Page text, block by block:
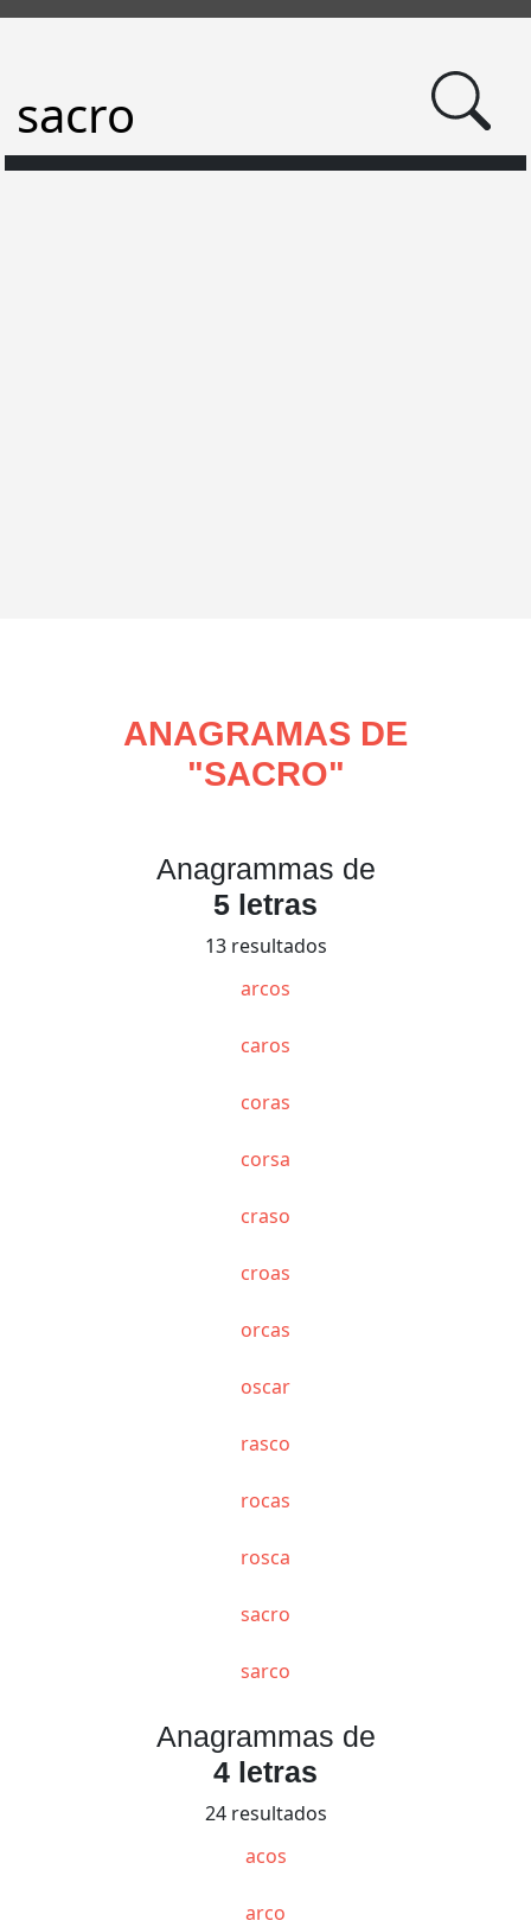
ANAGRAMAS DE
"SACRO"
Anagrammas de
5 letras
13 resultados
arcos
caros
coras
corsa
craso
croas
orcas
oscar
rasco
rocas
rosca
sacro
sarco
Anagrammas de
4 letras
24 resultados
acos
arco